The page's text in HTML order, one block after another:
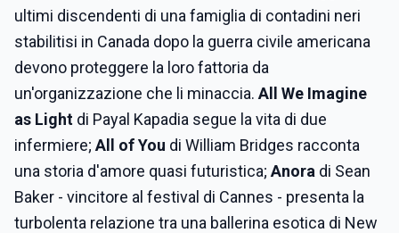
ultimi discendenti di una famiglia di contadini neri
stabilitisi in Canada dopo la guerra civile americana
devono proteggere la loro fattoria da
un'organizzazione che li minaccia. All We Imagine
as Light di Payal Kapadia segue la vita di due
infermiere; All of You di William Bridges racconta
una storia d'amore quasi futuristica; Anora di Sean
Baker - vincitore al festival di Cannes - presenta la
turbolenta relazione tra una ballerina esotica di New